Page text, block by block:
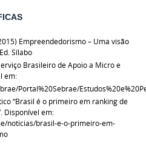
Empreendedorismo – Uma visão
Sílabo
Brasileiro de Apoio a Micro e
em:
Portal%20Sebrae/
“Brasil é o primeiro em ranking de
Disponível em:
noticias/brasil-e-o-primeiro-em-